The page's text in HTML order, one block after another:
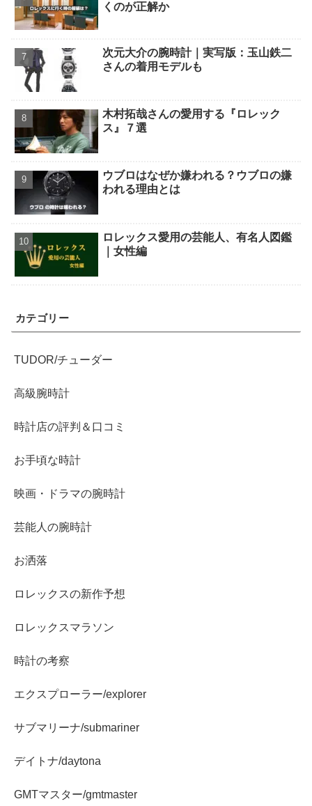
くのが正解か
次元大介の腕時計｜実写版：玉山鉄二
さんの着用モデルも
木村拓哉さんの愛用する『ロレック
ス』７選
ウブロはなぜか嫌われる？ウブロの嫌
われる理由とは
ロレックス愛用の芸能人、有名人図鑑
｜女性編
カテゴリー
TUDOR/チューダー
高級腕時計
時計店の評判＆口コミ
お手頃な時計
映画・ドラマの腕時計
芸能人の腕時計
お洒落
ロレックスの新作予想
ロレックスマラソン
時計の考察
エクスプローラー/explorer
サブマリーナ/submariner
デイトナ/daytona
GMTマスター/gmtmaster